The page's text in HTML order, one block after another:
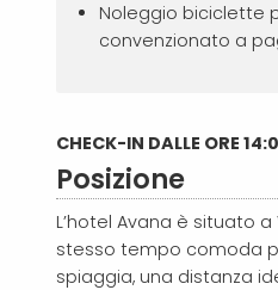
Noleggio biciclette
convenzionato a
CHECK-IN DALLE ORE
Posizione
L’hotel Avana è situato
stesso tempo comoda
spiaggia, una distanza